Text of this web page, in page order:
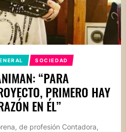
SOCIEDAD
“PARA
PRIMERO HAY
EN ÉL”
de profesión Contadora,